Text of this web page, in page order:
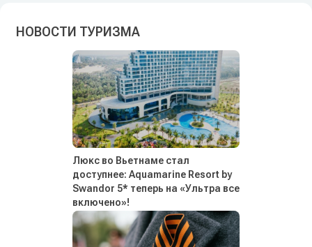
НОВОСТИ ТУРИЗМА
Люкс во Вьетнаме стал
доступнее: Aquamarine Resort by
Swandor 5* теперь на «Ультра все
включено»!